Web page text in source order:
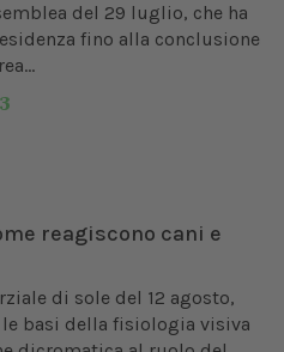
del 29 luglio, che ha
fino alla conclusione
reagiscono cani e
di sole del 12 agosto,
le basi della fisiologia visiva